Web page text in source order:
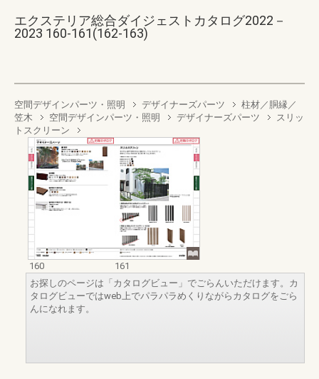
エクステリア総合ダイジェストカタログ2022－
2023 160-161(162-163)
空間デザインパーツ・照明 デザイナーズパーツ
柱材／胴縁／
笠木
空間デザインパーツ・照明 デザイナーズパーツ
スリッ
トスクリーン
160
161
お探しのページは「カタログビュー」でごらんいただけます。カ
タログビューではweb上でパラパラめくりながらカタログをごら
んになれます。